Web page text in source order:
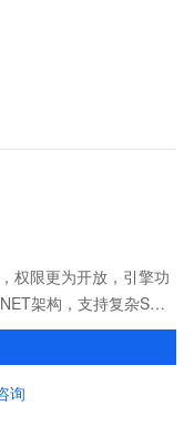
权限更为开放，引擎功
架构，支持复杂SQL
具，帮助您轻松管理数
询